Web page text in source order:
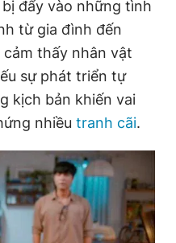
đẩy vào những tình
từ gia đình đến
thấy nhân vật
sự phát triển tự
kịch bản khiến vai
nhiều tranh cãi.